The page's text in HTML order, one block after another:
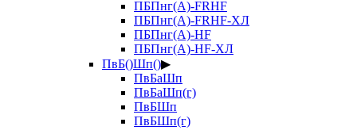
ПБПнг(А)-FRHF
ПБПнг(А)-FRHF-ХЛ
ПБПнг(А)-HF
ПБПнг(А)-HF-ХЛ
ПвБ()Шп()▶
ПвБаШп
ПвБаШп(г)
ПвБШп
ПвБШп(г)